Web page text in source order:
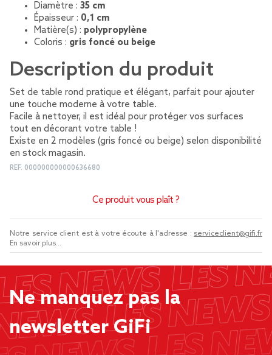
Diamètre : 35 cm
Épaisseur : 0,1 cm
Matière(s) : polypropylène
Coloris : gris foncé ou beige
Description du produit
Set de table rond pratique et élégant, parfait pour ajouter
une touche moderne à votre table.
Facile à nettoyer, il est idéal pour protéger vos surfaces
tout en décorant votre table !
Existe en 2 modèles (gris foncé ou beige) selon disponibilité
en stock magasin.
REF. 000000000000636680
Ce produit vous plaît ?
Notre service client est à votre écoute à l'adresse : serviceclient@gifi.fr
En savoir plus...
Ne manquez pas la
newsletter GiFi